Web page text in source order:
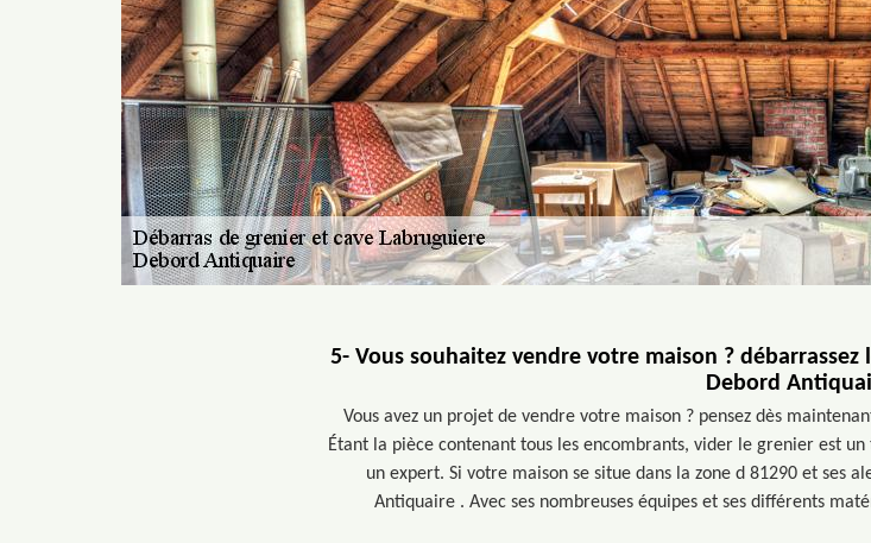
5- Vous souhaitez vendre votre maison ?
Debord
Vous avez un projet de vendre votre maison ? pensez dès
Étant la pièce contenant tous les encombrants, vider le grenier est un
un expert. Si votre maison se situe dans la zone d 81290 et ses
Antiquaire . Avec ses nombreuses équipes et ses différents